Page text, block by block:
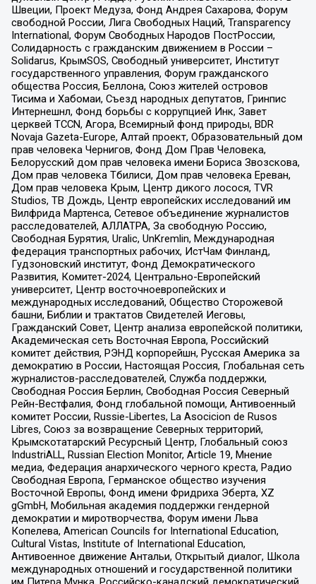
Швеции, Проект Медуза, Фонд Андрея Сахарова, Форум
свободной России, Лига Свободных Наций, Transparеncy
International, Форум Свободных Народов ПостРоссии,
Солидарность с гражданским движением в России –
Solidarus, КрымSOS, Свободный университет, Институт
государственного управления, Форум гражданского
общества Россия, Беллона, Союз жителей островов
Тисима и Хабомаи, Съезд народных депутатов, Гринпис
Интернешнл, Фонд борьбы с коррупцией Инк, Завет
церквей TCCN, Агора, Всемирный фонд природы, BDR
Novaja Gazeta-Europe, Алтай проект, Образовательный дом
прав человека Чернигов, Фонд Дом Прав Человека,
Белорусский дом прав человека имени Бориса Звозскова,
Дом прав человека Тбилиси, Дом прав человека Ереван,
Дом прав человека Крым, Центр дикого лосося, TVR
Studios, ТВ Дождь, Центр европейских исследований им
Вилфрида Мартенса, Сетевое объединение журналистов
расследователей, АЛЛАТРА, За свободную Россию,
Свободная Бурятия, Uralic, UnKremlin, Международная
федерация транспортных рабочих, ИстЧам Финланд,
Гудзоновский институт, Фонд Демократического
Развития, Комитет-2024, Центрально-Европейский
университет, Центр восточноевропейских и
международных исследований, Общество Сторожевой
башни, Библии и трактатов Свидетелей Иеговы,
Гражданский Совет, Центр анализа европейской политики,
Академическая сеть Восточная Европа, Российский
комитет действия, РЭНД корпорейшн, Русская Америка за
демократию в России, Настоящая Россия, Глобальная сеть
журналистов-расследователей, Служба поддержки,
Свободная Россия Берлин, Свободная Россия Северный
Рейн-Вестфалия, Фонд глобальной помощи, Антивоенный
комитет России, Russie-Libertes, La Asocicion de Rusos
Libres, Союз за возвращение Северных территорий,
Крымскотатарский Ресурсный Центр, Глобальный союз
IndustriALL, Russian Election Monitor, Article 19, Мнение
медиа, Федерация анархического черного креста, Радио
Свободная Европа, Германское общество изучения
Восточной Европы, Фонд имени Фридриха Эберта, XZ
gGmbH, Мобильная академия поддержки гендерной
демократии и миротворчества, Форум имени Льва
Копелева, American Councils for International Education,
Cultural Vistas, Institute of International Education,
Антивоенное движение Антальи, Открытый диалог, Школа
международных отношений и государственной политики